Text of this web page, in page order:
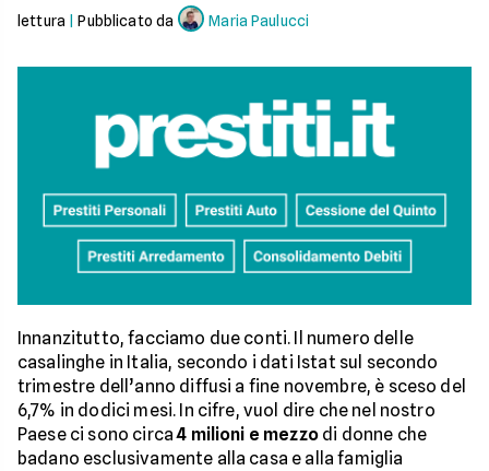
lettura |Pubblicato da Maria Paulucci
Innanzitutto, facciamo due conti. Il numero delle
casalinghe in Italia, secondo i dati Istat sul secondo
trimestre dell’anno diffusi a fine novembre, è sceso del
6,7% in dodici mesi. In cifre, vuol dire che nel nostro
Paese ci sono circa4 milioni e mezzodi donne che
badano esclusivamente alla casa e alla famiglia